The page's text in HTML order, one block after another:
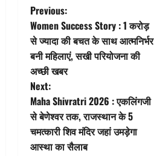
P
o
s
t
n
a
Previous:
Women Success Story : 1 करोड़
से ज्यादा की बचत के साथ आत्मनिर्भर
बनी महिलाएं, सखी परियोजना की
अच्छी खबर
Next:
Maha Shivratri 2026 : एकलिंगजी
से बेणेश्वर तक, राजस्थान के 5
चमत्कारी शिव मंदिर जहां उमड़ेगा
आस्था का सैलाब